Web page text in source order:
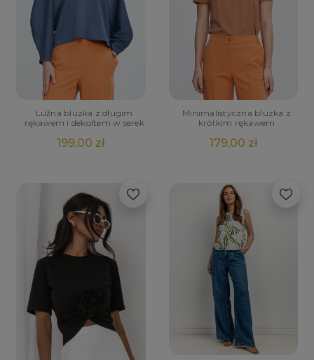
Luźna bluzka z długim
rękawem i dekoltem w serek
199,00 zł
Minimalistyczna bluzka z
krótkim rękawem
179,00 zł